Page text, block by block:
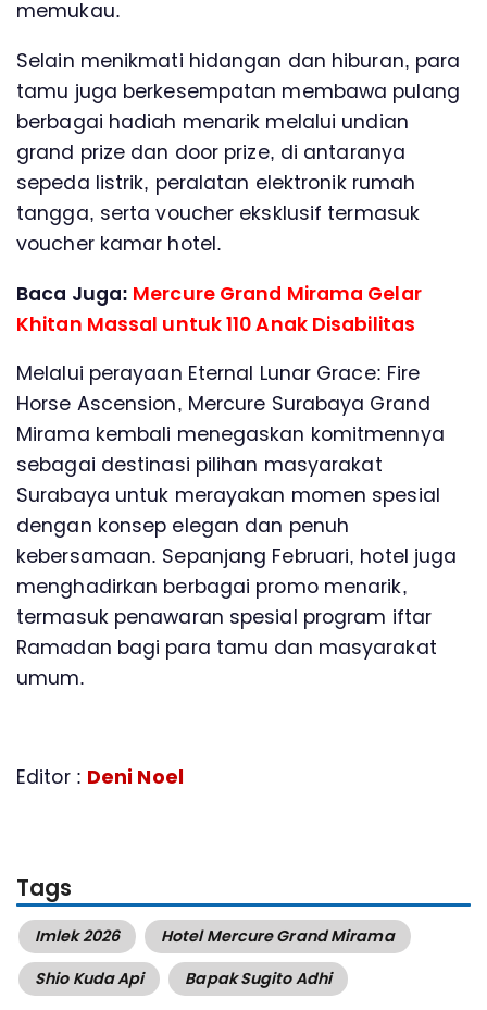
memukau.
Selain menikmati hidangan dan hiburan, para
tamu juga berkesempatan membawa pulang
berbagai hadiah menarik melalui undian
grand prize dan door prize, di antaranya
sepeda listrik, peralatan elektronik rumah
tangga, serta voucher eksklusif termasuk
voucher kamar hotel.
Baca Juga: Mercure Grand Mirama Gelar
Khitan Massal untuk 110 Anak Disabilitas
Melalui perayaan Eternal Lunar Grace: Fire
Horse Ascension, Mercure Surabaya Grand
Mirama kembali menegaskan komitmennya
sebagai destinasi pilihan masyarakat
Surabaya untuk merayakan momen spesial
dengan konsep elegan dan penuh
kebersamaan. Sepanjang Februari, hotel juga
menghadirkan berbagai promo menarik,
termasuk penawaran spesial program iftar
Ramadan bagi para tamu dan masyarakat
umum.
Editor : Deni Noel
Tags
Imlek 2026
Hotel Mercure Grand Mirama
Shio Kuda Api
Bapak Sugito Adhi